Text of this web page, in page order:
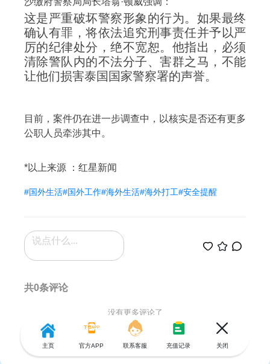
这是严重破坏警察形象的行为。如果最终
确认有罪，将依法追究刑事责任并予以严
厉的纪律处分，绝不宽恕。他指出，必须
清除警队内的不法分子、害群之马，不能
让他们损害泰国国家警察署的声誉。
目前，案件仍在进一步调查中，以核实是否还有更多
公职人员牵涉其中。
*以上来源 ：红星新闻
#国外生活#国外工作#海外生活#海外打工#安全提醒
共0条评论
没有更多评论了
主页 官方APP 联系客服 充值记录 关闭